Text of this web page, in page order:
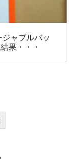
ャブルバッ
果・・・